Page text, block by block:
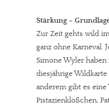
Stärkung –
Zur Zeit gehts wild
ganz ohne Karneval.
Simone Wyler
diesjährige
anderem gibt es
Pistazienklößchen,